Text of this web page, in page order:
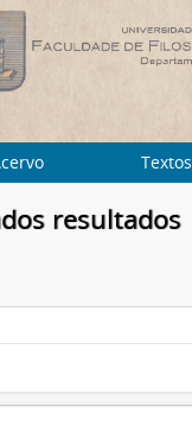
Textos
resultados